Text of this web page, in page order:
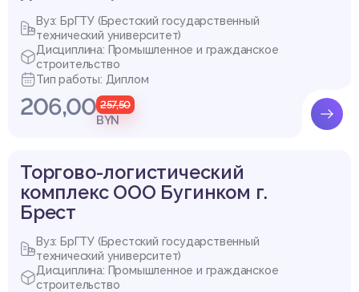
Купить эту работу
Вуз: БрГТУ (Брестский государственный
технический университет)
Дисциплина: Промышленное и гражданское
строительство
Тип работы: Диплом
206,00 257,50
BYN
Торгово-логистический
комплекс ООО Бугинком г.
Брест
Вуз: БрГТУ (Брестский государственный
технический университет)
Дисциплина: Промышленное и гражданское
строительство